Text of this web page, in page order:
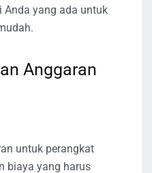
yang ada untuk
Anggaran
untuk perangkat
biaya yang harus